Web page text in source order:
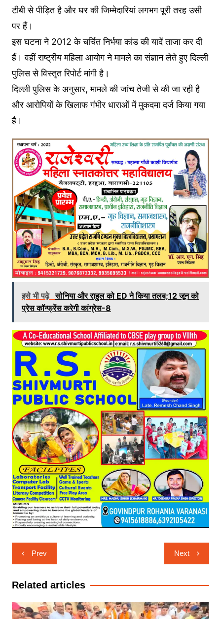
टीबी से पीड़ित है और घर की जिम्मेदारियां लगभग पूरी तरह उसी
पर हैं।
इस घटना ने 2012 के चर्चित निर्भया कांड की यादें ताजा कर दी
हैं। वहीं राष्ट्रीय महिला आयोग ने मामले का संज्ञान लेते हुए दिल्ली
पुलिस से विस्तृत रिपोर्ट मांगी है।
दिल्ली पुलिस के अनुसार, मामले की जांच तेजी से की जा रही है
और आरोपियों के खिलाफ गंभीर धाराओं में मुकदमा दर्ज किया गया
है।
इसे भी पढ़े सोनिया और राहुल को ED ने किया तलब;12 जून को
प्रेस कॉन्फ्रेंस करेगी कांग्रेस-8
Post
navigation
Prev Next
Related articles